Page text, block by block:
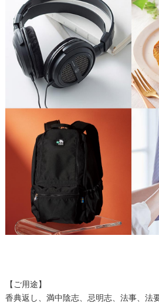
【ご用途】
香典返し、満中陰志、忌明志、法事、法